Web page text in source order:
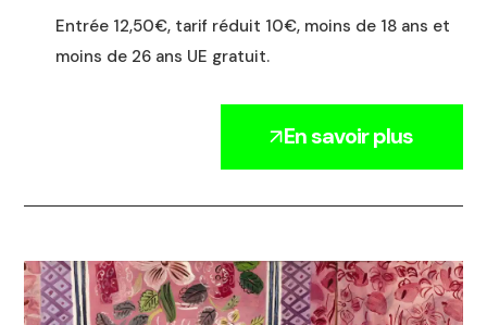
Entrée 12,50€, tarif réduit 10€, moins de 18 ans et
moins de 26 ans UE gratuit.
En savoir plus